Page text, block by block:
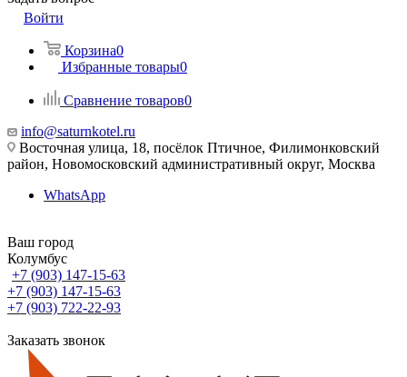
Войти
Корзина0
Избранные товары0
Сравнение товаров0
info@saturnkotel.ru
Восточная улица, 18, посёлок Птичное, Филимонковский
район, Новомосковский административный округ, Москва
WhatsApp
Ваш город
Колумбус
+7 (903) 147-15-63
+7 (903) 147-15-63
+7 (903) 722-22-93
Заказать звонок